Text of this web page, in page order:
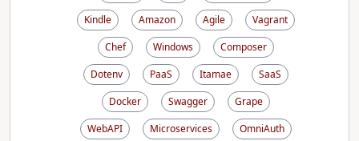
Kindle
Amazon Agile
Vagrant
Chef
Windows
Composer
Dotenv
PaaS Itamae
SaaS
Docker
Swagger
Grape
WebAPI
Microservices
OmniAuth